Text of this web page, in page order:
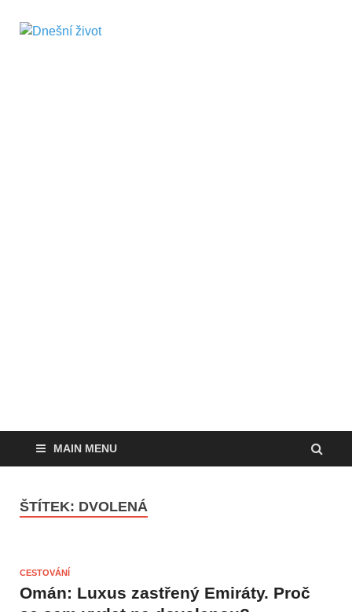
MAIN MENU
ŠTÍTEK: DVOLENÁ
CESTOVÁNÍ
Omán: Luxus zastřený Emiráty. Proč